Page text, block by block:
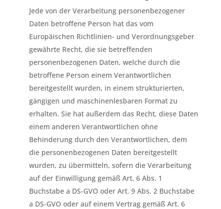
Jede von der Verarbeitung personenbezogener
Daten betroffene Person hat das vom
Europäischen Richtlinien- und Verordnungsgeber
gewährte Recht, die sie betreffenden
personenbezogenen Daten, welche durch die
betroffene Person einem Verantwortlichen
bereitgestellt wurden, in einem strukturierten,
gängigen und maschinenlesbaren Format zu
erhalten. Sie hat außerdem das Recht, diese Daten
einem anderen Verantwortlichen ohne
Behinderung durch den Verantwortlichen, dem
die personenbezogenen Daten bereitgestellt
wurden, zu übermitteln, sofern die Verarbeitung
auf der Einwilligung gemäß Art. 6 Abs. 1
Buchstabe a DS-GVO oder Art. 9 Abs. 2 Buchstabe
a DS-GVO oder auf einem Vertrag gemäß Art. 6